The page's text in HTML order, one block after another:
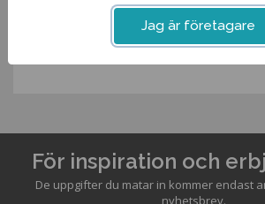
För inspiration och
De uppgifter du matar in kommer endast
nyhetsbrev.
Jag är företagare